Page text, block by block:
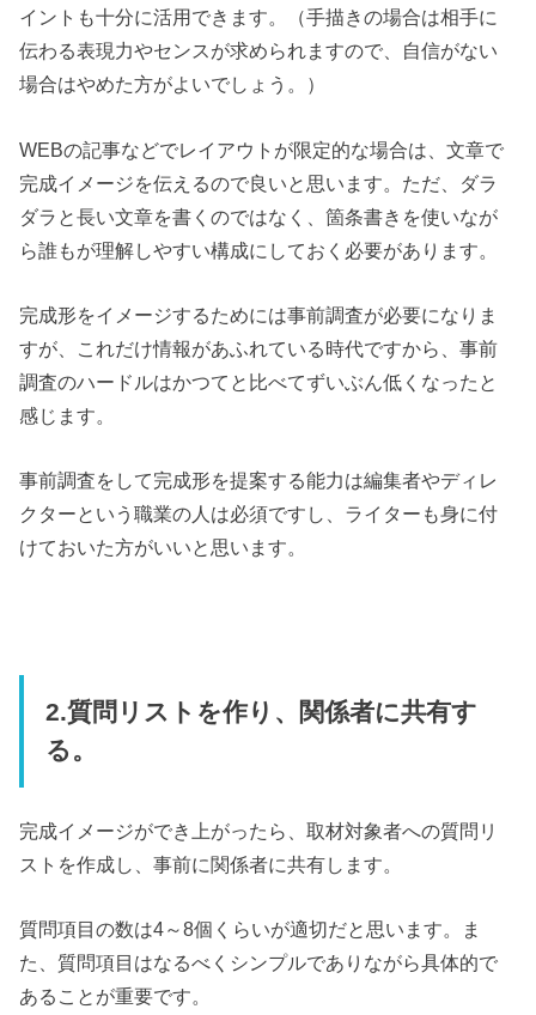
イントも十分に活用できます。（手描きの場合は相手に
伝わる表現力やセンスが求められますので、自信がない
場合はやめた方がよいでしょう。）
WEBの記事などでレイアウトが限定的な場合は、文章で
完成イメージを伝えるので良いと思います。ただ、ダラ
ダラと長い文章を書くのではなく、箇条書きを使いなが
ら誰もが理解しやすい構成にしておく必要があります。
完成形をイメージするためには事前調査が必要になりま
すが、これだけ情報があふれている時代ですから、事前
調査のハードルはかつてと比べてずいぶん低くなったと
感じます。
事前調査をして完成形を提案する能力は編集者やディレ
クターという職業の人は必須ですし、ライターも身に付
けておいた方がいいと思います。
2.質問リストを作り、関係者に共有す
る。
完成イメージができ上がったら、取材対象者への質問リ
ストを作成し、事前に関係者に共有します。
質問項目の数は4～8個くらいが適切だと思います。ま
た、質問項目はなるべくシンプルでありながら具体的で
あることが重要です。